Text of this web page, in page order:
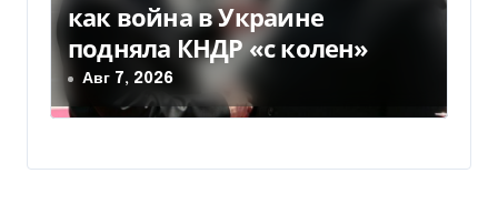
как война в Украине
подняла КНДР «с колен»
Авг 7, 2026